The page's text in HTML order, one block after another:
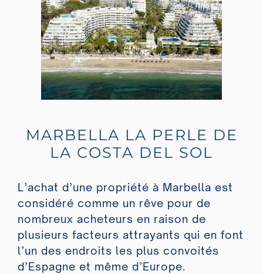
MARBELLA LA PERLE DE
LA COSTA DEL SOL
L’achat d’une propriété à Marbella est
considéré comme un rêve pour de
nombreux acheteurs en raison de
plusieurs facteurs attrayants qui en font
l’un des endroits les plus convoités
d’Espagne et même d’Europe.